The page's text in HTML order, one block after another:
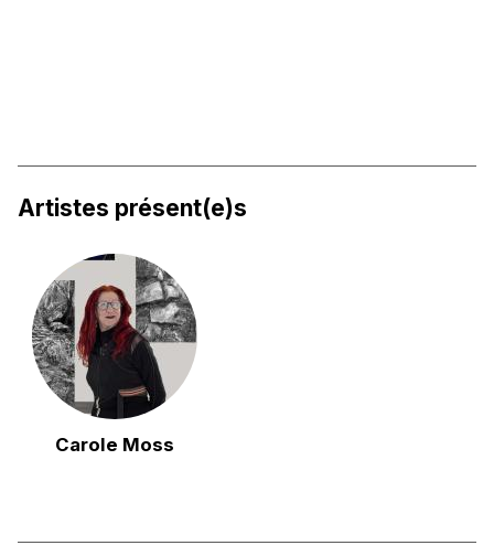
Artistes présent(e)s
Carole Moss